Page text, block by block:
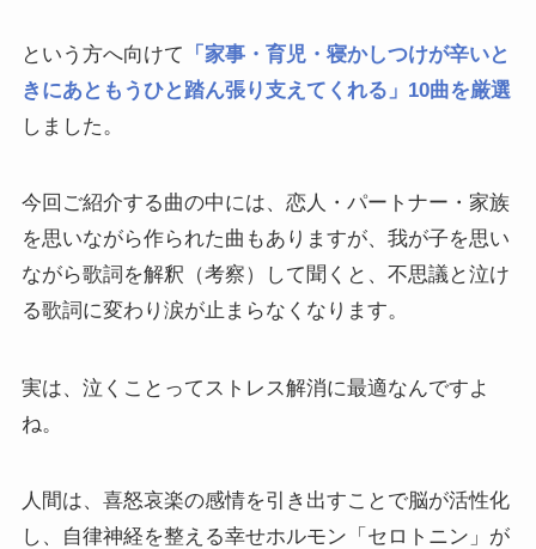
という方へ向けて
「家事・育児・寝かしつけが辛いと
き にあともうひと踏ん張り支えてくれる」10曲を厳選
しました。
今回ご紹介する曲の中には、恋人・パートナー・家族
を思いながら作られた曲もありますが、我が子を思い
ながら歌詞を解釈（考察）して聞くと、不思議と泣け
る歌詞に変わり涙が止まらなくなります。
実は、泣くことってストレス解消に最適なんですよ
ね。
人間は、喜怒哀楽の感情を引き出すことで脳が活性化
し、自律神経を整える幸せホルモン「セロトニン」が